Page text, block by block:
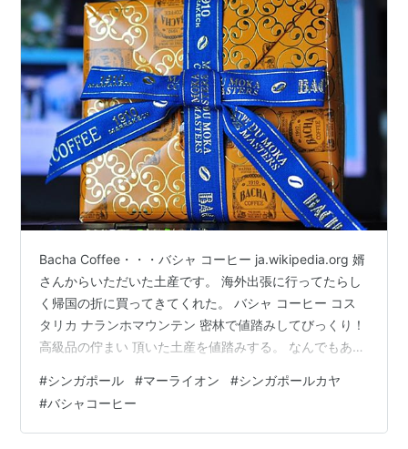
Bacha Coffee・・・バシャ コーヒー ja.wikipedia.org 婿
さんからいただいた土産です。 海外出張に行ってたらし
く帰国の折に買ってきてくれた。 バシャ コーヒー コス
タリカ ナランホマウンテン 密林で値踏みしてびっくり！
高級品の佇まい 頂いた土産を値踏みする。 なんでもある
品価格) 高級品の佇まいをしているではなく、既に高級品
でした。 頂いた品を値踏みするなんて・・・ こんなこと
は、してはいけない絶対にです。 価格より送り主の心意
#シンガポール #マーライオン #シンガポールカヤ
#バシャコーヒー